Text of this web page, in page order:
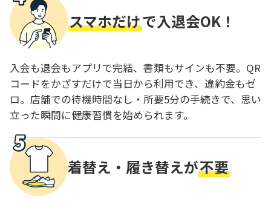
スマホだけで入退会OK！
入会も退会もアプリで完結、書類もサインも不要。QR
コードをかざすだけで当日から利用でき、違約金もゼ
ロ。店舗での待機時間なし・所要5分の手続きで、思い
立った瞬間に健康習慣を始められます。
着替え・履き替えが不要